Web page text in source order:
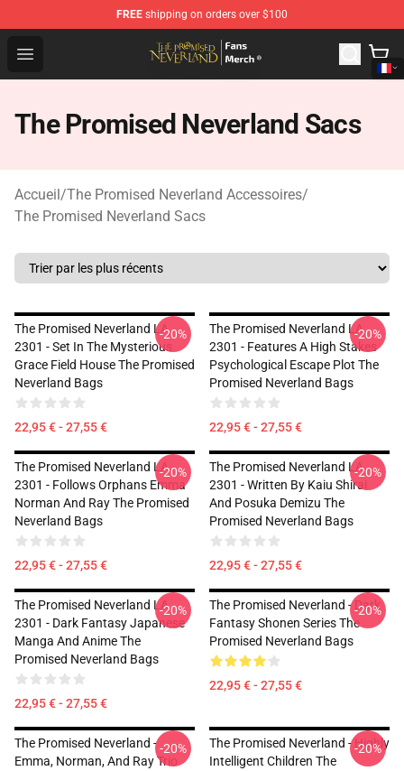
FREE shipping on orders over $100
Open menu
The Promised Neverland Store - Official The Promised
The Promised Neverland Sacs
Accueil/The Promised Neverland Accessoires/
The Promised Neverland Sacs
The Promised Neverland LA
2301 - Set In The Mysterious
Grace Field House The Promised
Neverland Bags
22,95 € - 27,55 €
-20%
The Promised Neverland LA
2301 - Features A High Stakes
Psychological Escape Plot The
Promised Neverland Bags
22,95 € - 27,55 €
-20%
The Promised Neverland LA
2301 - Follows Orphans Emma
Norman And Ray The Promised
Neverland Bags
22,95 € - 27,55 €
-20%
The Promised Neverland LA
2301 - Written By Kaiu Shirai
And Posuka Demizu The
Promised Neverland Bags
22,95 € - 27,55 €
-20%
The Promised Neverland LA
2301 - Dark Fantasy Japanese
Manga And Anime The
Promised Neverland Bags
22,95 € - 27,55 €
-20%
The Promised Neverland - Dark
Fantasy Shonen Series The
Promised Neverland Bags
22,95 € - 27,55 €
-20%
The Promised Neverland -
Emma, Norman, And Ray Trio
-20%
The Promised Neverland - Highly
Intelligent Children The
-20%